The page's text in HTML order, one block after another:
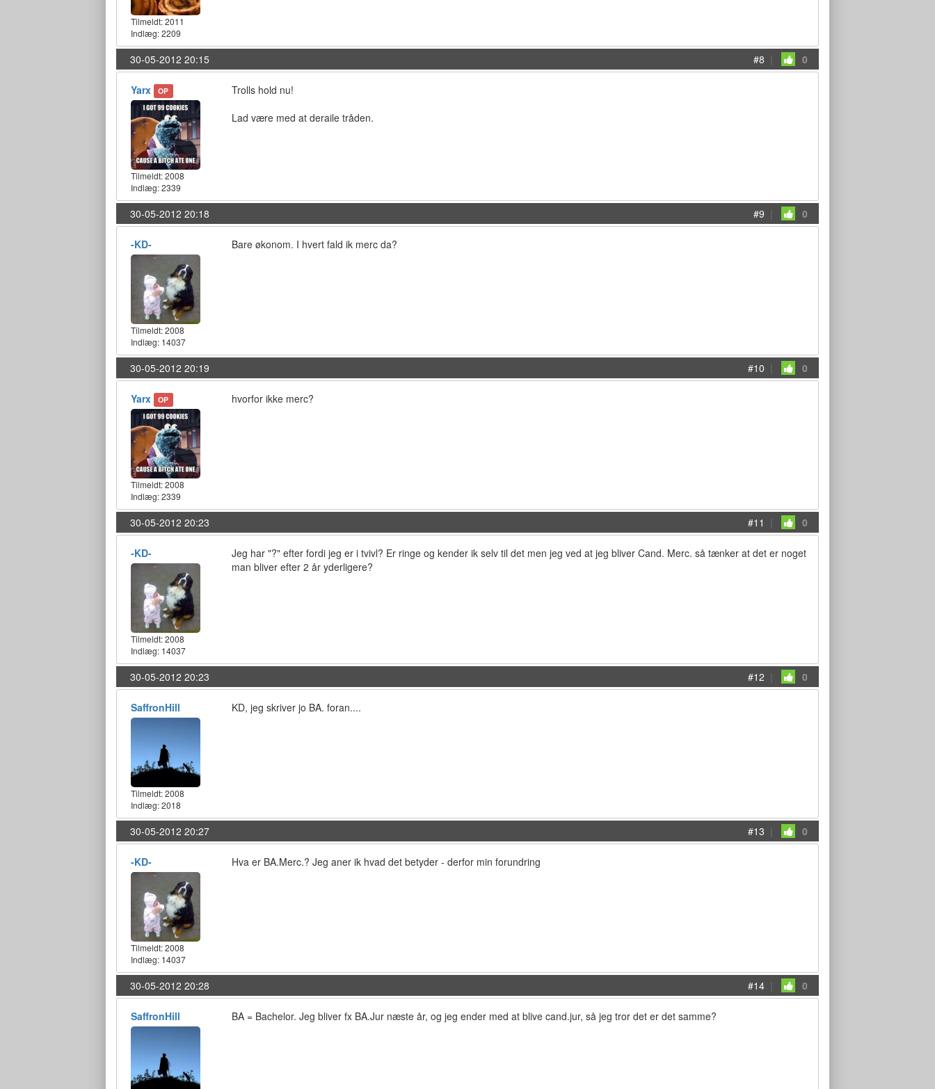
Tilmeldt:2011
Indlæg: 2209
30-05-2012 20:15 #8 | 0
Yarx OP
Tilmeldt:2008
Indlæg: 2339
Trolls hold nu!
Lad være med at deraile tråden.
30-05-2012 20:18 #9 | 0
-KD-
Tilmeldt:2008
Indlæg: 14037
Bare økonom. I hvert fald ik merc da?
30-05-2012 20:19 #10 | 0
Yarx OP
Tilmeldt:2008
Indlæg: 2339
hvorfor ikke merc?
30-05-2012 20:23 #11 | 0
-KD-
Tilmeldt:2008
Indlæg: 14037
Jeg har "?" efter fordi jeg er i tvivl? Er ringe og kender ik selv til det men jeg ved at jeg bliver Cand. Merc. så tænker at det er noget
man bliver efter 2 år yderligere?
30-05-2012 20:23 #12 | 0
SaffronHill
Tilmeldt:2008
Indlæg: 2018
KD, jeg skriver jo BA. foran....
30-05-2012 20:27 #13 | 0
-KD-
Tilmeldt:2008
Indlæg: 14037
Hva er BA.Merc.? Jeg aner ik hvad det betyder - derfor min forundring
30-05-2012 20:28 #14 | 0
SaffronHill BA = Bachelor. Jeg bliver fx BA.Jur næste år, og jeg ender med at blive cand.jur, så jeg tror det er det samme?